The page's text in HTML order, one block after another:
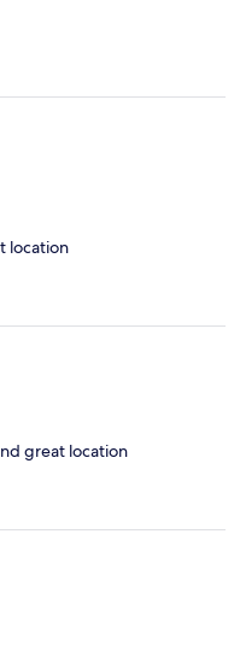
location
great location